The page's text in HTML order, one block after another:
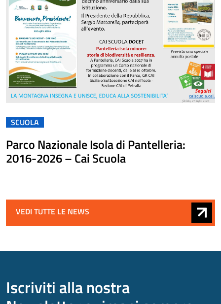
SCUOLA
Parco Nazionale Isola di Pantelleria:
2016-2026 – Cai Scuola
VEDI TUTTE LE NEWS
Iscriviti alla nostra